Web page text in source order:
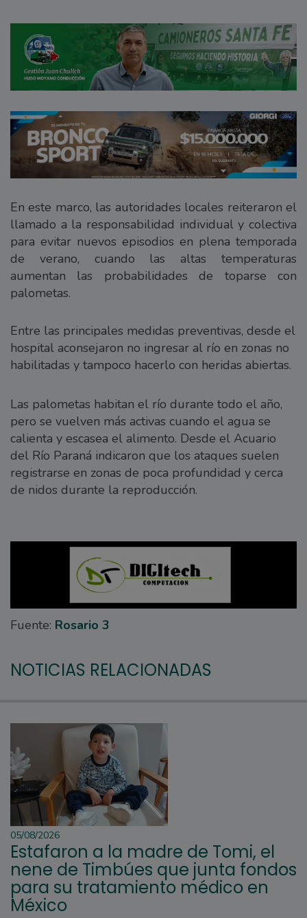
En este marco, las autoridades locales reiteraron el
llamado a la responsabilidad individual y colectiva
para evitar nuevos episodios en plena temporada
de verano, cuando las altas temperaturas
aumentan las probabilidades de toparse con
palometas.
Entre las principales medidas preventivas, desde el
hospital aconsejaron no ingresar al río en zonas no
habilitadas y tampoco hacerlo con heridas abiertas.
Las palometas habitan el río durante todo el año,
pero se vuelven más activas cuando el agua se
calienta y escasea el alimento. Desde el Acuario
del Río Paraná indicaron que los ataques suelen
registrarse en zonas de poca profundidad y cerca
de nidos durante la reproducción.
Fuente: Rosario 3
NOTICIAS RELACIONADAS
05/08/2026
Estafaron a la madre de Tomi, el
nene de Timbúes que junta fondos
para su tratamiento médico en
México